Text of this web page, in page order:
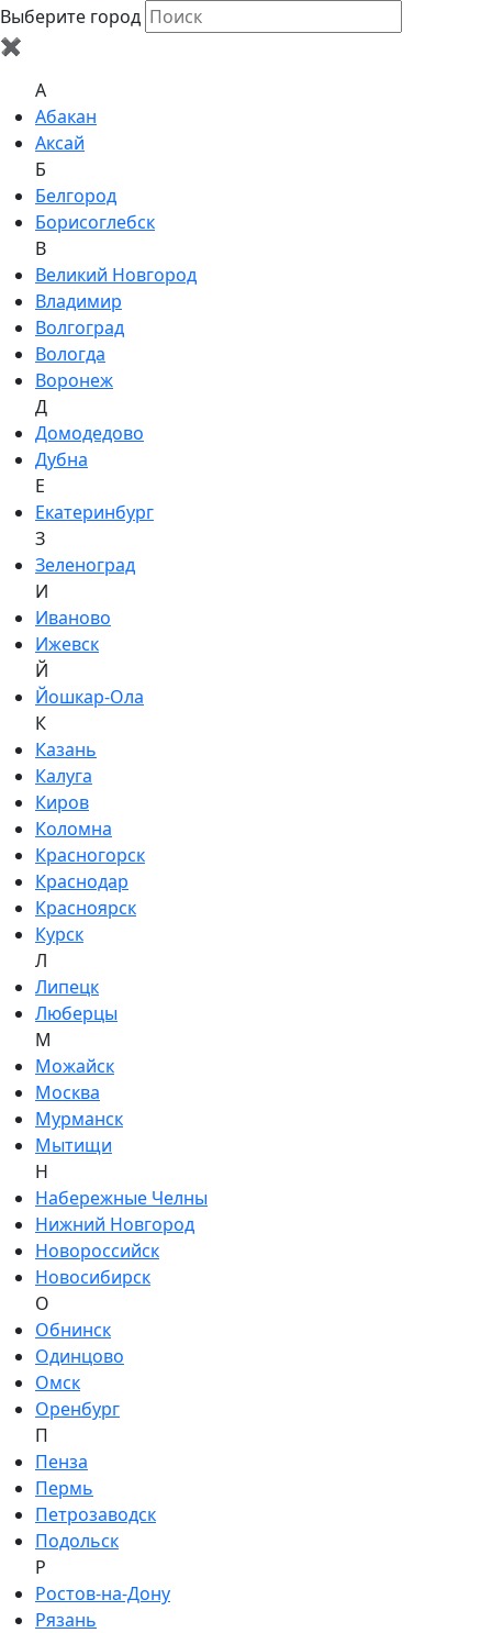
Выберите город
✖
A
Абакан
Аксай
Б
Белгород
Борисоглебск
В
Великий Новгород
Владимир
Волгоград
Вологда
Воронеж
Д
Домодедово
Дубна
Е
Екатеринбург
З
Зеленоград
И
Иваново
Ижевск
Й
Йошкар-Ола
К
Казань
Калуга
Киров
Коломна
Красногорск
Краснодар
Красноярск
Курск
Л
Липецк
Люберцы
М
Можайск
Москва
Мурманск
Мытищи
Н
Набережные Челны
Нижний Новгород
Новороссийск
Новосибирск
О
Обнинск
Одинцово
Омск
Оренбург
П
Пенза
Пермь
Петрозаводск
Подольск
Р
Ростов-на-Дону
Рязань